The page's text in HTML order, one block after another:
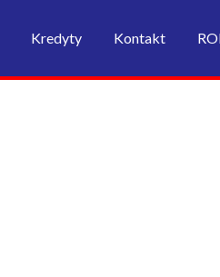
Kredyty Kontakt